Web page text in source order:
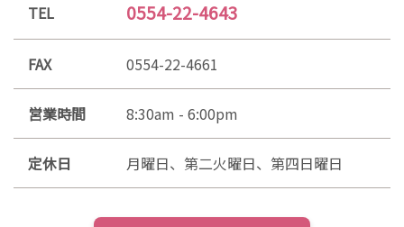
TEL 0554-22-4643
FAX 0554-22-4661
営業時間 8:30am - 6:00pm
定休日 月曜日、第二火曜日、第四日曜日